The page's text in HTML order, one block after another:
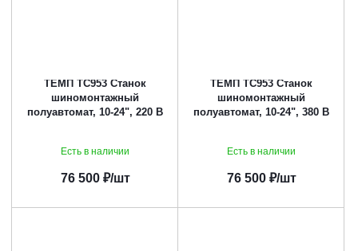
ТЕМП TC953 Станок
шиномонтажный
полуавтомат, 10-24", 220 В
Есть в наличии
76 500₽/шт
ТЕМП TC953 Станок
шиномонтажный
полуавтомат, 10-24", 380 В
Есть в наличии
76 500₽/шт